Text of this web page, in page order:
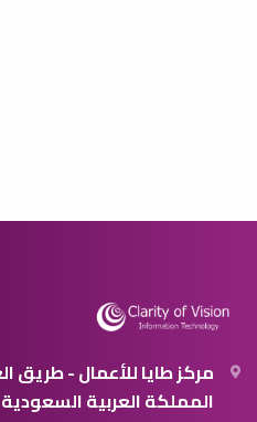
مركز طايا للأعمال - طريق
المملكة العربية السعودية